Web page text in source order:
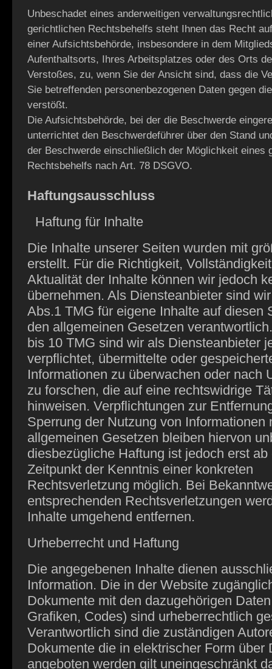
Unbeschadet eines anderweitigen
gerichtlichen Rechtsbehelfs steht Ihnen das Recht
einer Aufsichtsbehörde, insbesondere in dem
Aufenthaltsorts, Ihres Arbeitsplatzes oder des Orts
Verstoßes, zu, wenn Sie der Ansicht sind, dass die
Sie betreffenden personenbezogenen Daten gegen
verstößt.
Die Aufsichtsbehörde, bei der die Beschwerde
unterrichtet den Beschwerdeführer über den Stand
der Beschwerde einschließlich der Möglichkeit eines
Rechtsbehelfs nach Art. 78 DSGVO.
Haftungsausschluss
Haftung für Inhalte
Die Inhalte unserer Seiten wurden mit
erstellt. Für die Richtigkeit,
Aktualität der Inhalte können wir jedoch
übernehmen. Als Diensteanbieter sind
Abs.1 TMG für eigene Inhalte auf diesen
den allgemeinen Gesetzen
bis 10 TMG sind wir als Diensteanbieter
verpflichtet, übermittelte oder
Informationen zu überwachen oder nach
zu forschen, die auf eine rechtswidrige
hinweisen. Verpflichtungen zur
Sperrung der Nutzung von Informationen
allgemeinen Gesetzen bleiben hiervon
diesbezügliche Haftung ist jedoch erst ab
Zeitpunkt der Kenntnis einer konkreten
Rechtsverletzung möglich. Bei
entsprechenden Rechtsverletzungen
Inhalte umgehend entfernen.
Urheberrecht und Haftung
Die angegebenen Inhalte dienen
Information. Die in der Website
Dokumente mit den dazugehörigen
Grafiken, Codes) sind urheberrechtlich
Verantwortlich sind die zuständigen
Dokumente die in elektrischer Form über
angeboten werden gilt uneingeschränkt